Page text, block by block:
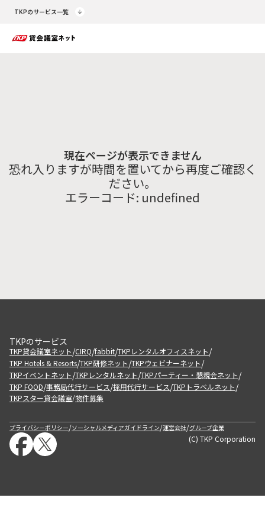
TKPのサービス一覧
現在ページが表示できません
恐れ入りますが時間を置いてから再度ご確認く
ださい。
エラーコード: undefined
TKPのサービス
TKP貸会議室ネット/CIRQ/fabbit/TKPレンタルオフィスネット/
TKP Hotels & Resorts/TKP研修ネット/TKPウェビナーネット/
TKPイベントネット/TKPレンタルネット/TKPパーティー・懇親会ネット/
TKP FOOD/事務局代行サービス/採用代行サービス/TKPトラベルネット/
TKPスター貸会議室/物件募集
プライバシーポリシー/ソーシャルメディアガイドライン/運営会社/グループ企業
(C) TKP Corporation